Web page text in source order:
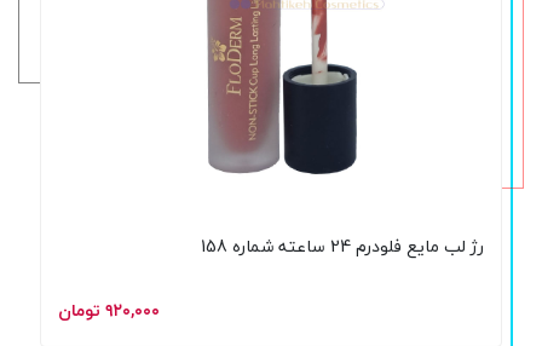
رژ لب مایع فلودرم 24 ساعته شماره 158
۹۲۰,۰۰۰ تومان